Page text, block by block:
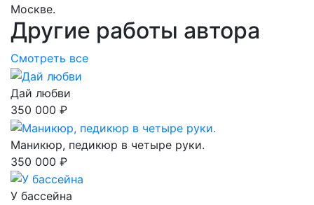
Москве.
Другие работы автора
Смотреть все
Дай любви
350 000 ₽
Маникюр, педикюр в четыре руки.
350 000 ₽
У бассейна